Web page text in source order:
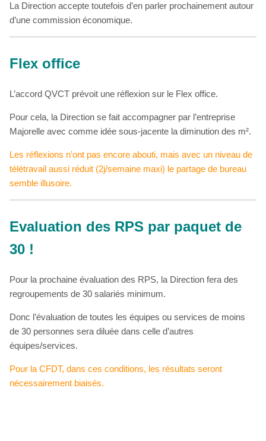
La Direction accepte toutefois d’en parler prochainement autour
d’une commission économique.
Flex office
L’accord QVCT prévoit une réflexion sur le Flex office.
Pour cela, la Direction se fait accompagner par l’entreprise
Majorelle avec comme idée sous-jacente la diminution des m².
Les réflexions n’ont pas encore abouti, mais avec un niveau de
télétravail aussi réduit (2j/semaine maxi) le partage de bureau
semble illusoire.
Evaluation des RPS par paquet de
30 !
Pour la prochaine évaluation des RPS, la Direction fera des
regroupements de 30 salariés minimum.
Donc l’évaluation de toutes les équipes ou services de moins
de 30 personnes sera diluée dans celle d’autres
équipes/services.
Pour la CFDT, dans ces conditions, les résultats seront
nécessairement biaisés.